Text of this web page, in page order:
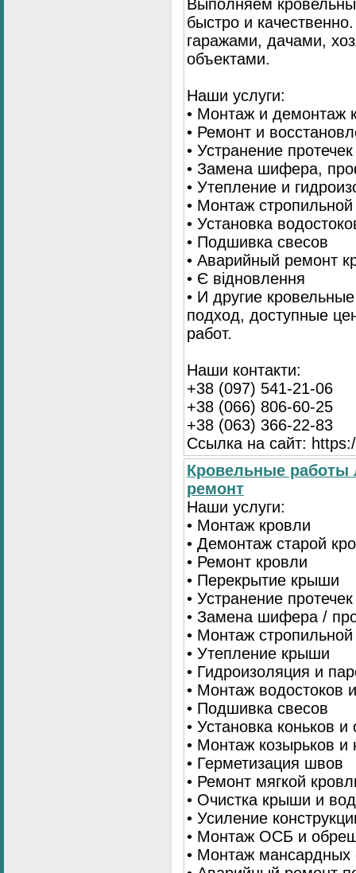
Выполняем
быстро и
гаражами, дачами,
объектами.
Наши услуги:
• Монтаж и демонтаж
• Ремонт и
• Устранение протечек
• Замена шифера,
• Утепление и
• Монтаж
• Установка
• Подшивка свесов
• Аварийный ремонт
• Є відновлення
• И другие
подход, доступные
работ.
Наши контакти:
+38 (097) 541-21-06
+38 (066) 806-60-25
+38 (063) 366-22-83
Ссылка на сайт:
Кровельные
ремонт
Наши услуги:
• Монтаж кровли
• Демонтаж старой
• Ремонт кровли
• Перекрытие крыши
• Устранение протечек
• Замена шифера /
• Монтаж
• Утепление крыши
• Гидроизоляция и
• Монтаж водостоков
• Подшивка свесов
• Установка коньков и
• Монтаж козырьков и
• Герметизация швов
• Ремонт мягкой
• Очистка крыши и
• Усиление
• Монтаж ОСБ и
• Монтаж мансардных